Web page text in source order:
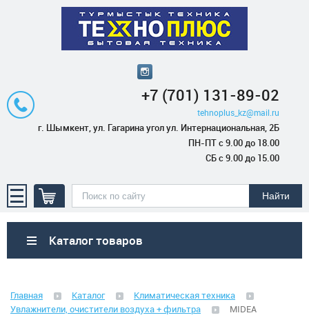
+7 (701) 131-89-02
tehnoplus_kz@mail.ru
г. Шымкент, ул. Гагарина угол ул. Интернациональная, 2Б
ПН-ПТ с 9.00 до 18.00
СБ с 9.00 до 15.00
Каталог товаров
Климатическая техника
Главная Каталог
Климатическая техника
Увлажнители, очистители воздуха + фильтра
MIDEA